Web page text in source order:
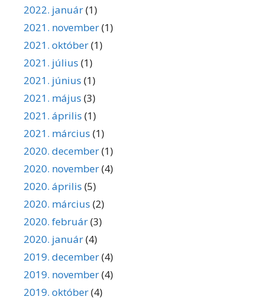
2022. január(1)
2021. november(1)
2021. október(1)
2021. július (1)
2021. június (1)
2021. május (3)
2021. április (1)
2021. március (1)
2020. december(1)
2020. november(4)
2020. április (5)
2020. március (2)
2020. február(3)
2020. január(4)
2019. december(4)
2019. november(4)
2019. október(4)